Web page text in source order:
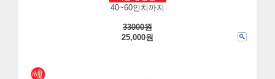
40~60인치까지
33000원
25,000원